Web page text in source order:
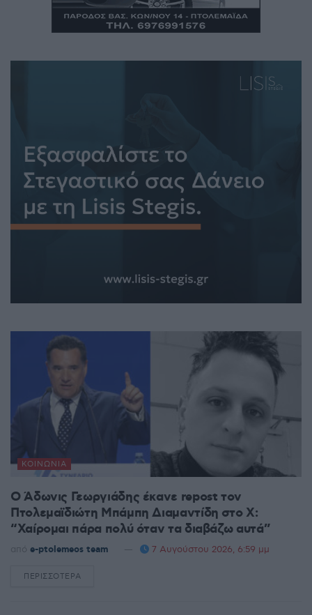
ΚΟΙΝΩΝΊΑ
Ο Άδωνις Γεωργιάδης έκανε repost τον
Πτολεμαϊδιώτη Μπάμπη Διαμαντίδη στο X:
“Χαίρομαι πάρα πολύ όταν τα διαβάζω αυτά”
από e-ptolemeos team 7 Αυγούστου 2026, 6:59 μμ
ΠΕΡΙΣΣΌΤΕΡΑ